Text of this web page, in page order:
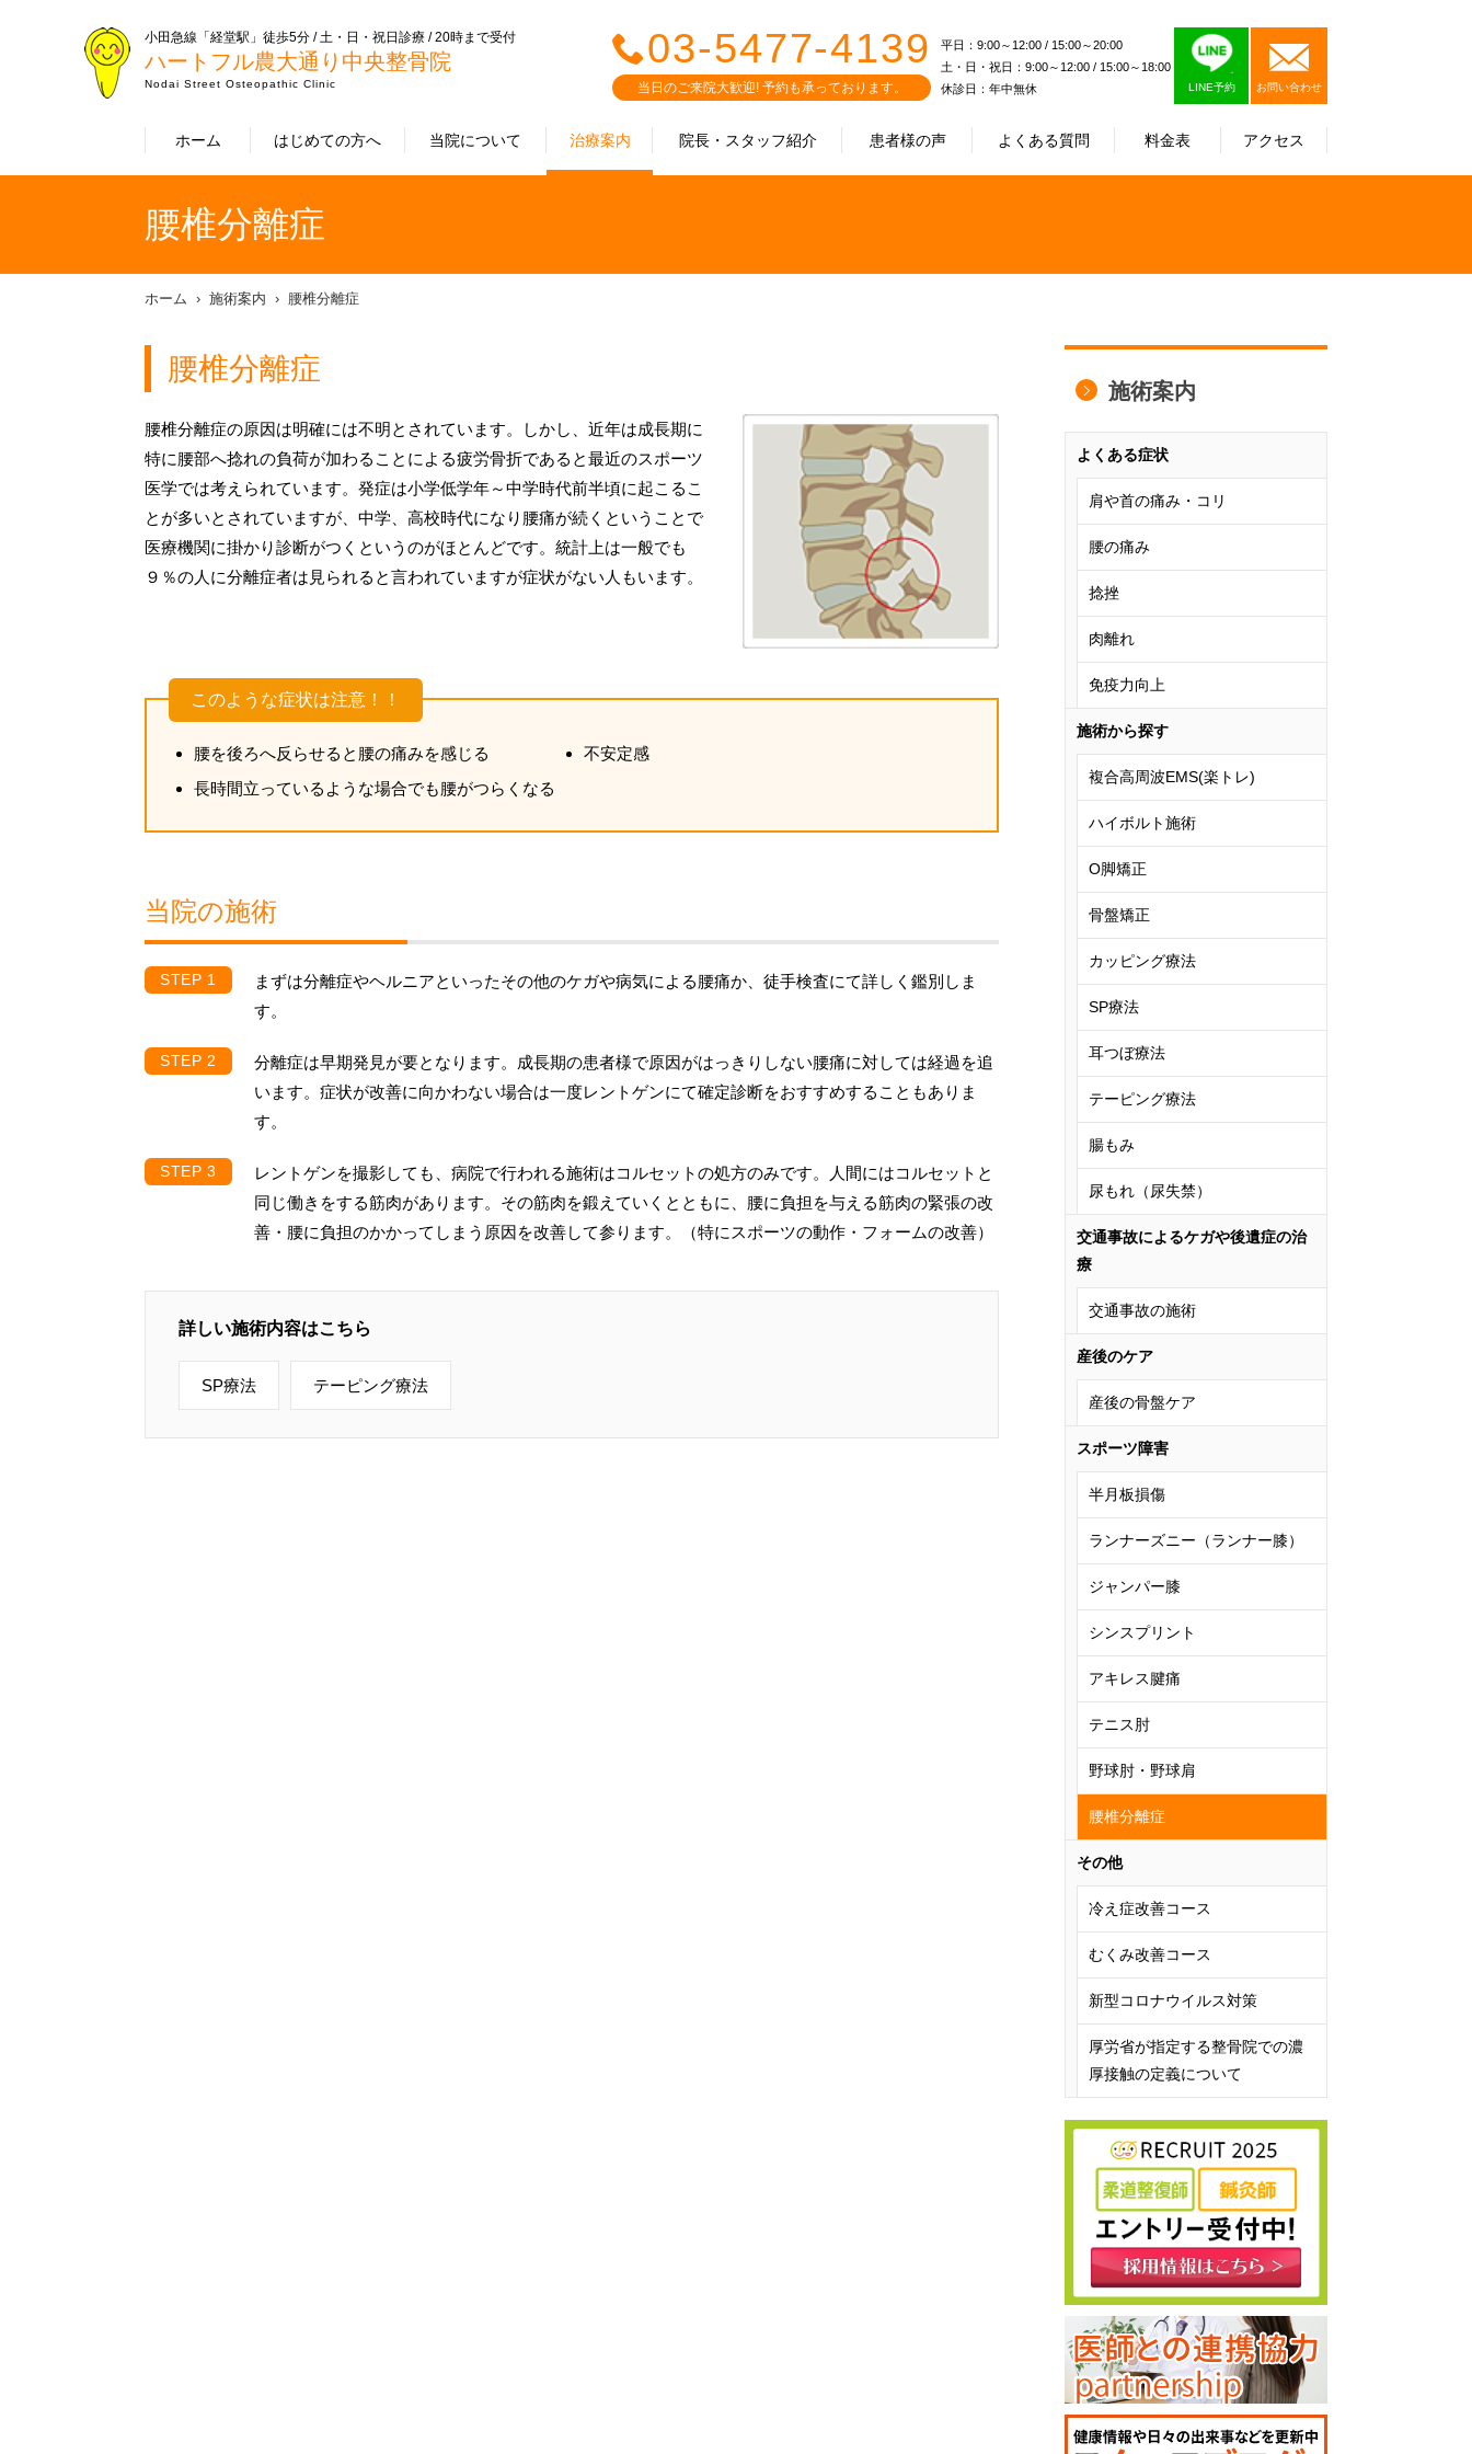
小田急線「経堂駅」徒歩5分 / 土・日・祝日診療 / 20時まで受付
ハートフル農大通り中央整骨院
Nodai Street Osteopathic Clinic
ホーム はじめての方へ 当院について 治療案内 院長・スタッフ紹介 患者様の声 よくある質問 料金表 アクセス
03-5477-4139
当日のご来院大歓迎! 予約も承っております。
平日：9:00～12:00 / 15:00～20:00
土・日・祝日：9:00～12:00 / 15:00～18:00
休診日：年中無休
LINE予約 お問い合わせ
腰椎分離症
ホーム 施術案内 腰椎分離症
腰椎分離症
腰椎分離症の原因は明確には不明とされています。しかし、近年は成長期に
特に腰部へ捻れの負荷が加わることによる疲労骨折であると最近のスポーツ
医学では考えられています。発症は小学低学年～中学時代前半頃に起こるこ
とが多いとされていますが、中学、高校時代になり腰痛が続くということで
医療機関に掛かり診断がつくというのがほとんどです。統計上は一般でも
９％の人に分離症者は見られると言われていますが症状がない人もいます。
このような症状は注意！！
腰を後ろへ反らせると腰の痛みを感じる
不安定感
長時間立っているような場合でも腰がつらくなる
当院の施術
まずは分離症やヘルニアといったその他のケガや病気による腰痛か、徒手検査にて詳しく鑑別しま
す。
分離症は早期発見が要となります。成長期の患者様で原因がはっきりしない腰痛に対しては経過を追
います。症状が改善に向かわない場合は一度レントゲンにて確定診断をおすすめすることもありま
す。
レントゲンを撮影しても、病院で行われる施術はコルセットの処方のみです。人間にはコルセットと
同じ働きをする筋肉があります。その筋肉を鍛えていくとともに、腰に負担を与える筋肉の緊張の改
善・腰に負担のかかってしまう原因を改善して参ります。（特にスポーツの動作・フォームの改善）
詳しい施術内容はこちら
SP療法 テーピング療法
施術案内
よくある症状
肩や首の痛み・コリ
腰の痛み
捻挫
肉離れ
免疫力向上
施術から探す
複合高周波EMS(楽トレ)
ハイボルト施術
O脚矯正
骨盤矯正
カッピング療法
SP療法
耳つぼ療法
テーピング療法
腸もみ
尿もれ（尿失禁）
交通事故によるケガや後遺症の治
療
交通事故の施術
産後のケア
産後の骨盤ケア
スポーツ障害
半月板損傷
ランナーズニー（ランナー膝）
ジャンパー膝
シンスプリント
アキレス腱痛
テニス肘
野球肘・野球肩
腰椎分離症
その他
冷え症改善コース
むくみ改善コース
新型コロナウイルス対策
厚労省が指定する整骨院での濃
厚接触の定義について